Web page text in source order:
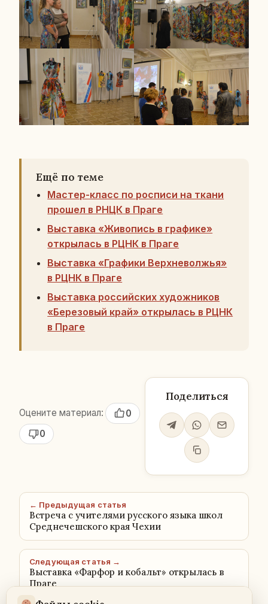
Ещё по теме
Мастер-класс по росписи на ткани
прошел в РНЦК в Праге
Выставка «Живопись в графике»
открылась в РЦНК в Праге
Выставка «Графики Верхневолжья»
в РЦНК в Праге
Выставка российских художников
«Березовый край» открылась в РЦНК
в Праге
Оцените материал:
0
0
Поделиться
← Предыдущая статья
Встреча с учителями русского языка школ
Среднечешского края Чехии
Следующая статья →
Выставка «Фарфор и кобальт» открылась в
Праге